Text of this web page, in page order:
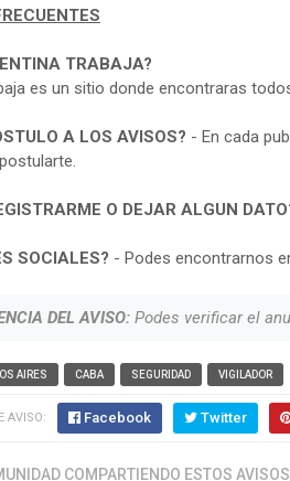
TRABAJA?
es un sitio donde encontraras
A LOS AVISOS? - En cada
O DEJAR ALGUN
SOCIALES? - Podes encontrarnos
DEL AVISO: Podes verificar el
AIRES CABA SEGURIDAD VIGILADOR
AVISO: Facebook Twitter
COMPARTIENDO ESTOS AVISOS.